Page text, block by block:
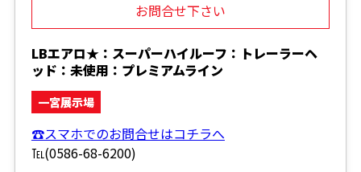
お問合せ下さい
LBエアロ★：スーパーハイルーフ：トレーラーヘ
ッド：未使用：プレミアムライン
一宮展示場
☎スマホでのお問合せはコチラへ
℡(0586-68-6200)